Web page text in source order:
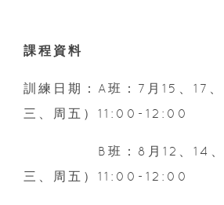
課程資料
訓練日期：A班：7月15、17
三、周五）11:00-12:00
B班：8月12、14、19
三、周五）11:00-12:00